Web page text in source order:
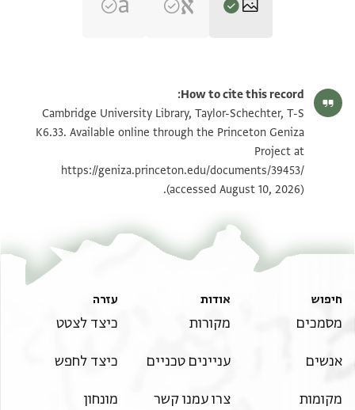
T-S K6.33 1r
תנאי היתר שימוש בתצלום
How to cite this record:
Cambridge University Library, Taylor-Schechter, T-S
K6.33. Available online through the Princeton Geniza
Project at
https://geniza.princeton.edu/documents/39453/
(accessed August 10, 2026).
חיפוש
מסמכים
אנשים
מקומות
אודות
מקורות
עניינים טכניים
צרו עמנו קשר
עזרה
כיצד לצטט
כיצד לחפש
מונחון